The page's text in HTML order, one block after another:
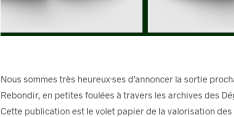
Nous sommes très heureux·ses d’annoncer la sortie
Rebondir, en petites foulées à travers les archives des
Cette publication est le volet papier de la valorisation des